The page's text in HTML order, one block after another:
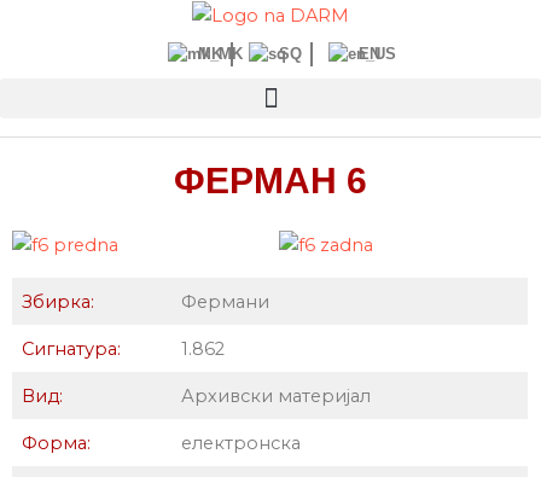
MK SQ EN
ФЕРМАН 6
Збирка: Фермани
Сигнатура: 1.862
Вид: Архивски материјал
Форма: електронска